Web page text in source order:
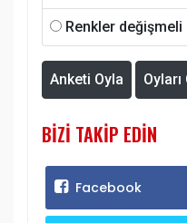
Renkler değişmeli
Anketi Oyla
BIZI TAKIP EDIN
Facebook